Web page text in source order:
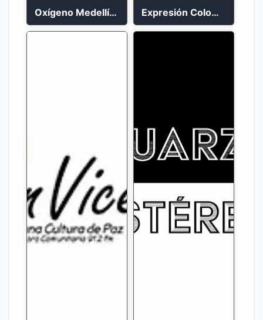
Oxígeno Medellín 90.9 FM en vivo Expresión Colombia Radio en vivo 24/7